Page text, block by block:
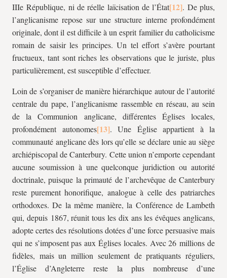
IIIe République, ni de réelle laïcisation de l’État
. De plus,
l’anglicanisme repose sur une structure interne profondément
originale, dont il est difficile à un esprit familier du catholicisme
romain de saisir les principes. Un tel effort s’avère pourtant
fructueux, tant sont riches les observations que le juriste, plus
particulièrement, est susceptible d’effectuer.
Loin de s’organiser de manière hiérarchique autour de l’autorité
centrale du pape, l’anglicanisme rassemble en réseau, au sein
de la Communion anglicane, différentes Églises locales,
profondément autonomes
. Une Église appartient à la
communauté anglicane dès lors qu’elle se déclare unie au siège
archiépiscopal de Canterbury. Cette union n’emporte cependant
aucune soumission à une quelconque juridiction ou autorité
doctrinale, puisque la primauté de l’archevêque de Canterbury
reste purement honorifique, analogue à celle des patriarches
orthodoxes. De la même manière, la Conférence de Lambeth
qui, depuis 1867, réunit tous les dix ans les évêques anglicans,
adopte certes des résolutions dotées d’une force persuasive mais
qui ne s’imposent pas aux Églises locales. Avec 26 millions de
fidèles, mais un million seulement de pratiquants réguliers,
l’Église d’Angleterre reste la plus nombreuse d’une